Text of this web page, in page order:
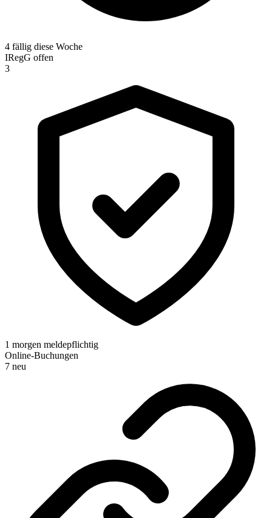
4 fällig diese Woche
IRegG offen
3
1 morgen meldepflichtig
Online-Buchungen
7 neu